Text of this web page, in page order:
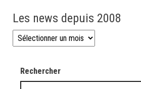
Les news depuis 2008
Les news depuis 2008
Rechercher